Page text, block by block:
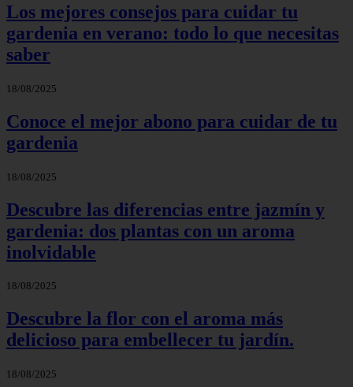
Los mejores consejos para cuidar tu
gardenia en verano: todo lo que necesitas
saber
18/08/2025
Conoce el mejor abono para cuidar de tu
gardenia
18/08/2025
Descubre las diferencias entre jazmín y
gardenia: dos plantas con un aroma
inolvidable
18/08/2025
Descubre la flor con el aroma más
delicioso para embellecer tu jardín.
18/08/2025